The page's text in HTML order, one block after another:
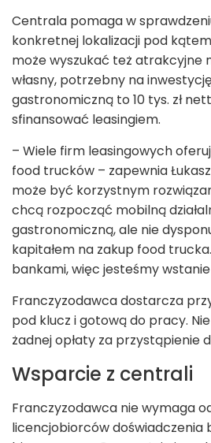
Centrala pomaga w
konkretnej lokalizacji pod
może wyszukać też atrakcyjne
własny, potrzebny na
gastronomiczną to 10 tys. zł
sfinansować leasingiem.
– Wiele firm leasingowych
food trucków – zapewnia
może być korzystnym
chcą rozpocząć mobilną
gastronomiczną, ale nie
kapitałem na zakup food
bankami, więc jesteśmy
Franczyzodawca dostarcza
pod klucz i gotową do pracy.
żadnej opłaty za przystąpienie
Wsparcie z centrali
Franczyzodawca nie wymaga
licencjobiorców doświadczenia